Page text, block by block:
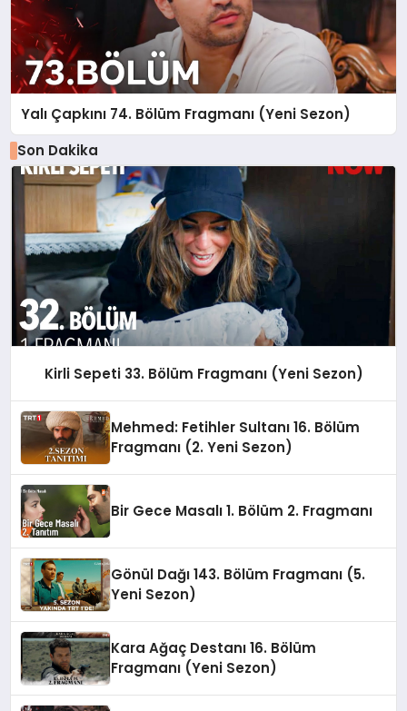
Yalı Çapkını 74. Bölüm Fragmanı (Yeni Sezon)
Son Dakika
Kirli Sepeti 33. Bölüm Fragmanı (Yeni Sezon)
Mehmed: Fetihler Sultanı 16. Bölüm
Fragmanı (2. Yeni Sezon)
Bir Gece Masalı 1. Bölüm 2. Fragmanı
Gönül Dağı 143. Bölüm Fragmanı (5.
Yeni Sezon)
Kara Ağaç Destanı 16. Bölüm
Fragmanı (Yeni Sezon)